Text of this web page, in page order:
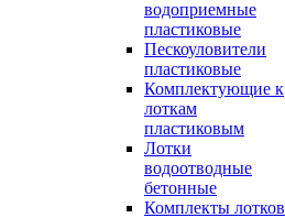
водоприемные
пластиковые
Пескоуловители
пластиковые
Комплектующие к
лоткам
пластиковым
Лотки
водоотводные
бетонные
Комплекты лотков